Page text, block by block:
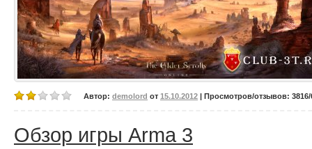
Автор: demolord от 15.10.2012 | Просмотров/отзывов: 3816/
Обзор игры Arma 3